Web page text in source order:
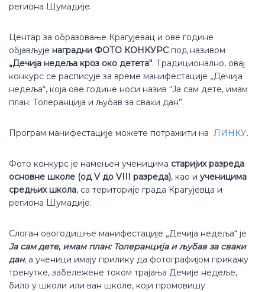
региона Шумадије.
Центар за образовање Крагујевац и ове године
објављује наградни ФОТО КОНКУРС под називом
„Дечија недеља кроз око детета“. Традиционално, овај
конкурс се расписује за време манифестације „Дечија
недеља“, која ове године носи назив “Ја сам дете, имам
план: Толеранција и љубав за сваки дан”.
Програм манифестације можете потражити на ЛИНКУ.
Фото конкурс је намењен ученицима старијих разреда
основне школе (од V до VIII разредa), као и ученицима
средњих школа, са територије града Крагујевца и
региона Шумадије.
Слоган овогодишње манифестације „Дечија недеља“ је
Ја сам дете, имам план: Толеранција и љубав за сваки
дан, а ученици имају прилику да фотографијом прикажу
тренутке, забележене током трајања Дечије недеље,
било у школи или ван школе, који промовишу